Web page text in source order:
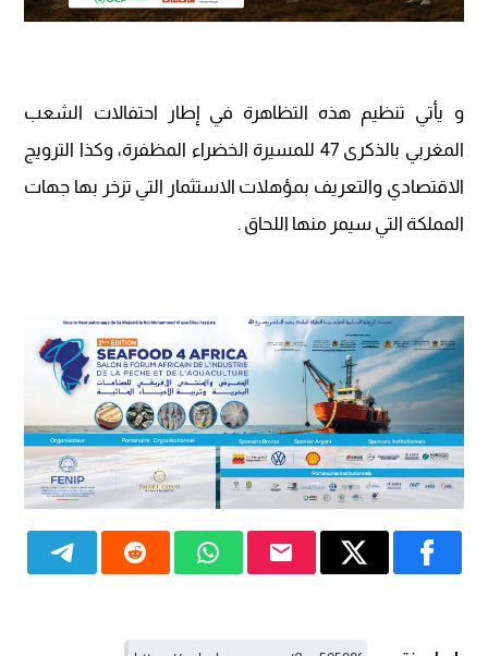
و يأتي تنظيم هذه التظاهرة في إطار احتفالات الشعب
المغربي بالذكرى 47 للمسيرة الخضراء المظفرة، وكذا الترويج
الاقتصادي والتعريف بمؤهلات الاستثمار التي تزخر بها جهات
المملكة التي سيمر منها اللحاق .